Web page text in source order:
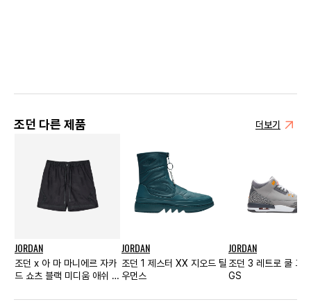
조던 다른 제품 더보기
JORDAN
조던 x 아 마 마니에르 자카
드 쇼츠 블랙 미디움 애쉬 -
JORDAN
조던 1 제스터 XX 지오드 틸
우먼스
JORDAN
조던 3 레트로 쿨 그
GS